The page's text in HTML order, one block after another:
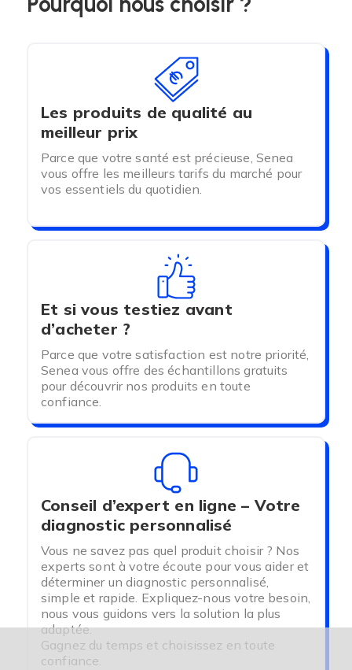
Les produits de qualité au
meilleur prix
Parce que votre santé est précieuse, Senea
vous offre les meilleurs tarifs du marché pour
vos essentiels du quotidien.
Et si vous testiez avant
d’acheter ?
Parce que votre satisfaction est notre priorité,
Senea vous offre des échantillons gratuits
pour découvrir nos produits en toute
confiance.
Conseil d’expert en ligne – Votre
diagnostic personnalisé
Vous ne savez pas quel produit choisir ? Nos
experts sont à votre écoute pour vous aider et
déterminer un diagnostic personnalisé,
simple et rapide. Expliquez-nous votre besoin,
nous vous guidons vers la solution la plus
adaptée.
Gagnez du temps et choisissez en toute
confiance.